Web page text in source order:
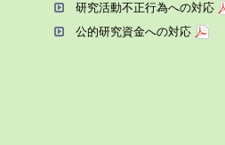
研究活動不正⾏為への対応
公的研究資金への対応